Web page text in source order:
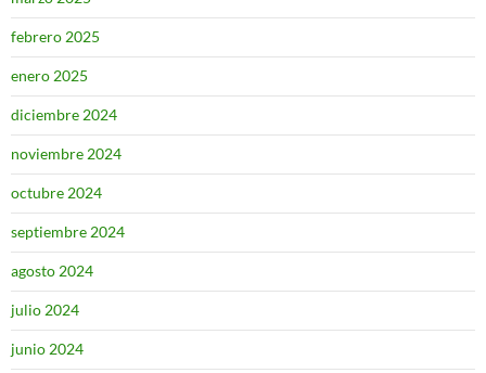
febrero 2025
enero 2025
diciembre 2024
noviembre 2024
octubre 2024
septiembre 2024
agosto 2024
julio 2024
junio 2024